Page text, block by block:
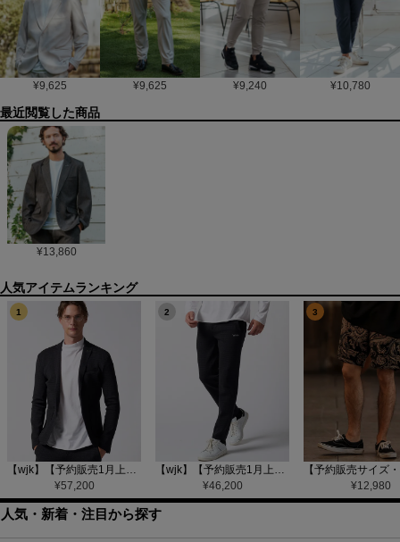
¥9,625 ¥9,625 ¥9,240 ¥10,780
最近閲覧した商品
¥13,860
1
【wjk】【予約販売1月上旬～中旬入荷】function knit jacket(jacquard check) ニットジャケット(207 mw08j)
¥57,200
2
【wjk】【予約販売1月上旬～中旬入荷】function knit easy slacks(jacquard check) ニットイージーパンツ(504 mw08j)
¥46,200
3
¥12,980
人気・新着・注目から探す